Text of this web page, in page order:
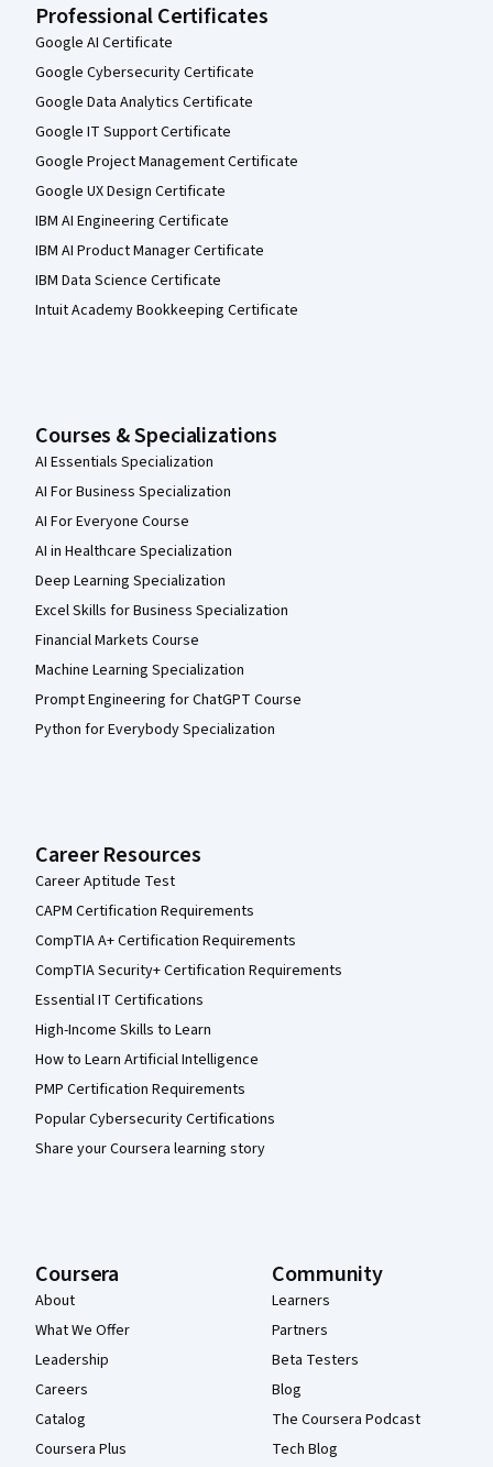
Professional Certificates
Google AI Certificate
Google Cybersecurity Certificate
Google Data Analytics Certificate
Google IT Support Certificate
Google Project Management Certificate
Google UX Design Certificate
IBM AI Engineering Certificate
IBM AI Product Manager Certificate
IBM Data Science Certificate
Intuit Academy Bookkeeping Certificate
Courses & Specializations
AI Essentials Specialization
AI For Business Specialization
AI For Everyone Course
AI in Healthcare Specialization
Deep Learning Specialization
Excel Skills for Business Specialization
Financial Markets Course
Machine Learning Specialization
Prompt Engineering for ChatGPT Course
Python for Everybody Specialization
Career Resources
Career Aptitude Test
CAPM Certification Requirements
CompTIA A+ Certification Requirements
CompTIA Security+ Certification Requirements
Essential IT Certifications
High-Income Skills to Learn
How to Learn Artificial Intelligence
PMP Certification Requirements
Popular Cybersecurity Certifications
Share your Coursera learning story
Coursera
About
What We Offer
Leadership
Careers
Catalog
Coursera Plus
Community
Learners
Partners
Beta Testers
Blog
The Coursera Podcast
Tech Blog